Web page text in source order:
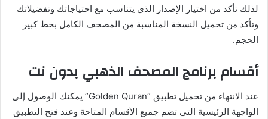
لذلك تأكد من اختيار الإصدار الذي يتناسب مع احتياجاتك وتفضيلاتك
وتأكد من تحميل النسخة المناسبة من المصحف الكامل بخط كبير
الحجم.
أقسام برنامج المصحف الذهبي بدون نت
عند الانتهاء من تحميل تطبيق “Golden Quran” يمكنك الوصول إلى
الواجهة الرئيسية التي تضم جميع الأقسام المتاحة وعند فتح التطبيق